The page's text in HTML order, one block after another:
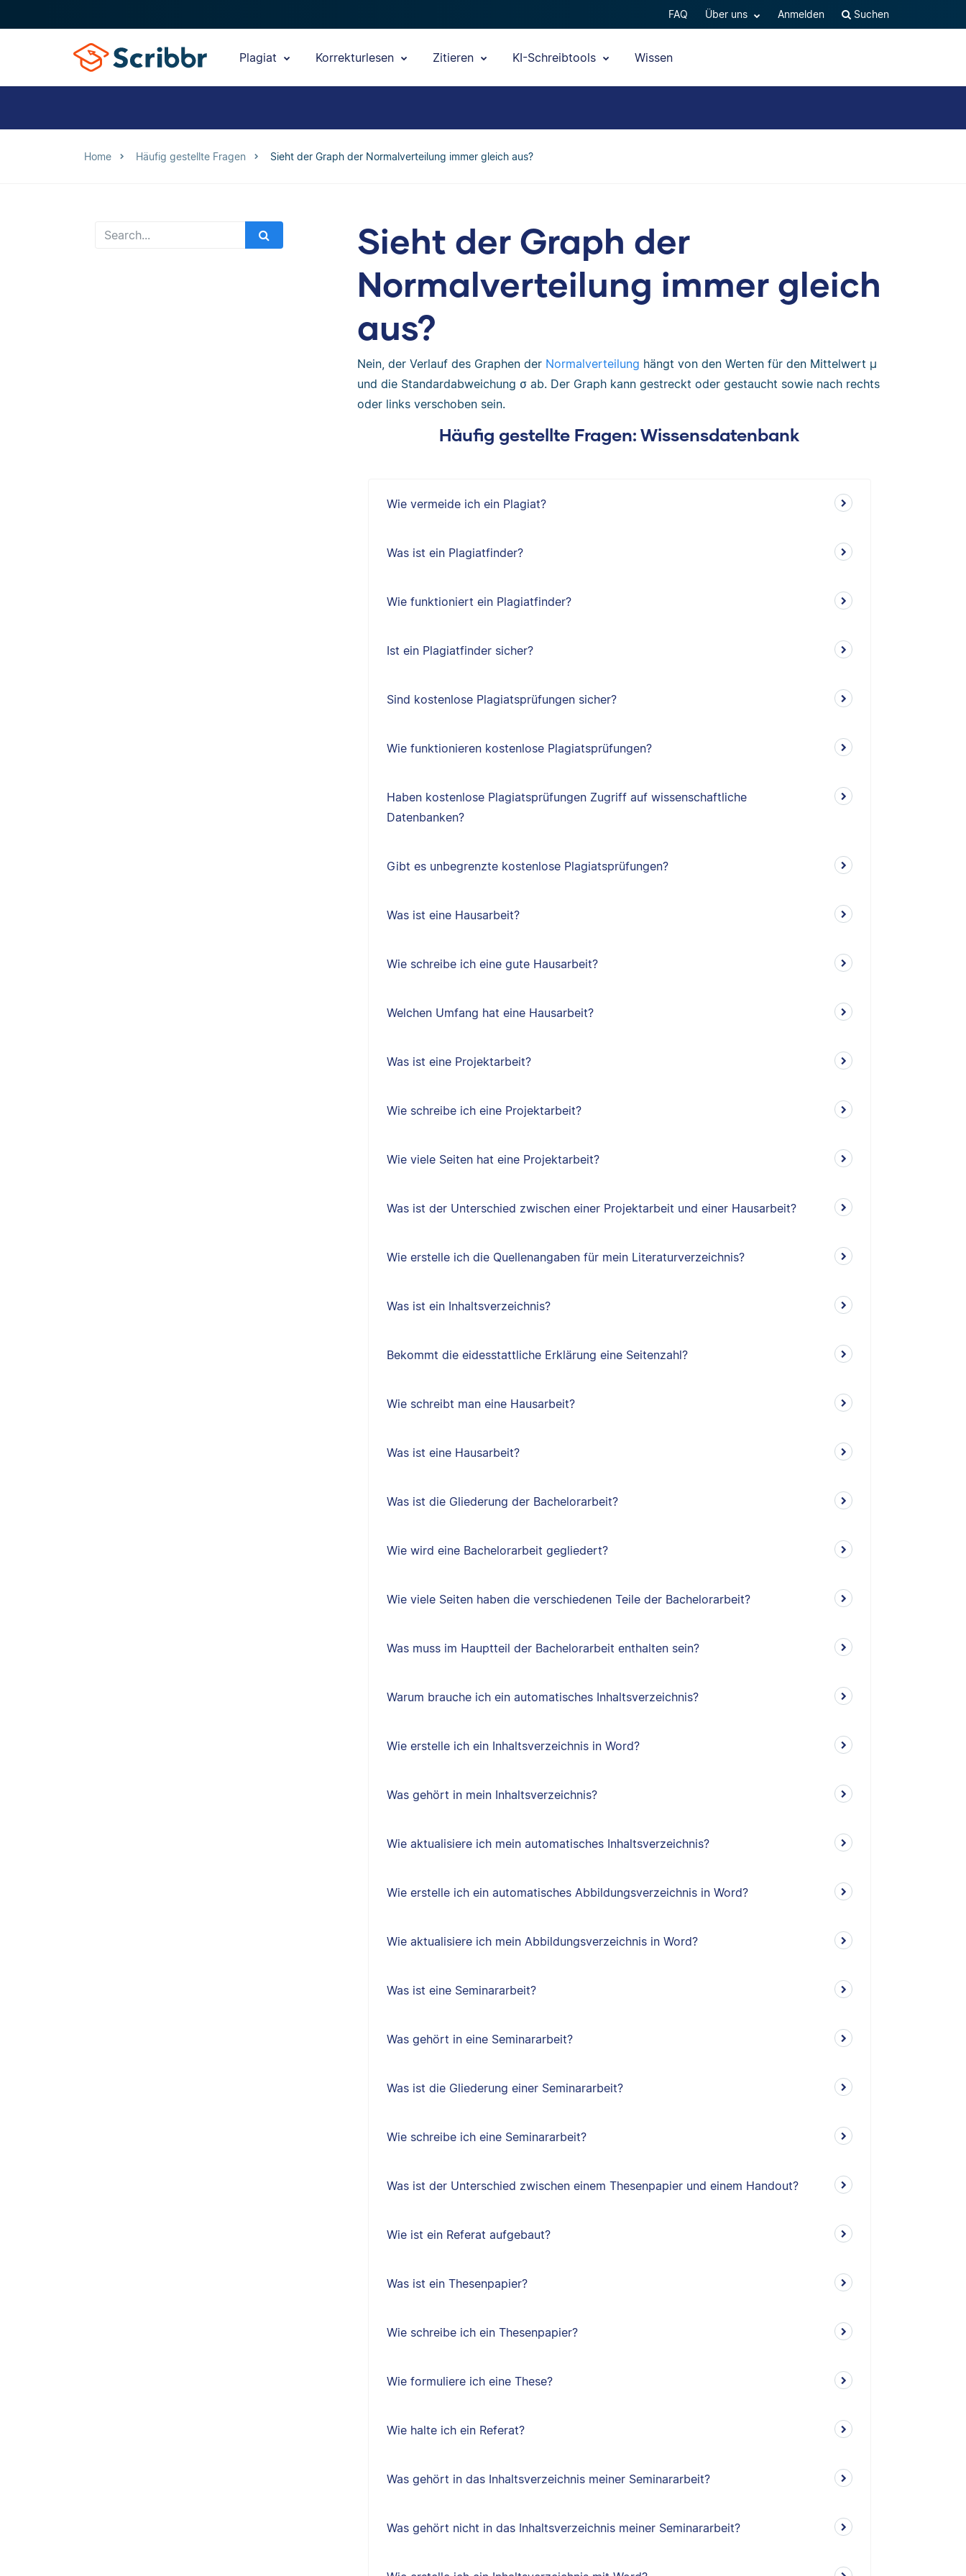
FAQ Über uns Anmelden Suchen
Plagiat Korrekturlesen Zitieren KI-Schreibtools Wissen
Home Häufig gestellte Fragen Sieht der Graph der Normalverteilung immer gleich aus?
Sieht der Graph der
Normalverteilung immer gleich
aus?
Nein, der Verlauf des Graphen der Normalverteilung hängt von den Werten für den Mittelwert μ
und die Standardabweichung σ ab. Der Graph kann gestreckt oder gestaucht sowie nach rechts
oder links verschoben sein.
Häufig gestellte Fragen: Wissensdatenbank
Wie vermeide ich ein Plagiat?
Was ist ein Plagiatfinder?
Wie funktioniert ein Plagiatfinder?
Ist ein Plagiatfinder sicher?
Sind kostenlose Plagiatsprüfungen sicher?
Wie funktionieren kostenlose Plagiatsprüfungen?
Haben kostenlose Plagiatsprüfungen Zugriff auf wissenschaftliche
Datenbanken?
Gibt es unbegrenzte kostenlose Plagiatsprüfungen?
Was ist eine Hausarbeit?
Wie schreibe ich eine gute Hausarbeit?
Welchen Umfang hat eine Hausarbeit?
Was ist eine Projektarbeit?
Wie schreibe ich eine Projektarbeit?
Wie viele Seiten hat eine Projektarbeit?
Was ist der Unterschied zwischen einer Projektarbeit und einer Hausarbeit?
Wie erstelle ich die Quellenangaben für mein Literaturverzeichnis?
Was ist ein Inhaltsverzeichnis?
Bekommt die eidesstattliche Erklärung eine Seitenzahl?
Wie schreibt man eine Hausarbeit?
Was ist eine Hausarbeit?
Was ist die Gliederung der Bachelorarbeit?
Wie wird eine Bachelorarbeit gegliedert?
Wie viele Seiten haben die verschiedenen Teile der Bachelorarbeit?
Was muss im Hauptteil der Bachelorarbeit enthalten sein?
Warum brauche ich ein automatisches Inhaltsverzeichnis?
Wie erstelle ich ein Inhaltsverzeichnis in Word?
Was gehört in mein Inhaltsverzeichnis?
Wie aktualisiere ich mein automatisches Inhaltsverzeichnis?
Wie erstelle ich ein automatisches Abbildungsverzeichnis in Word?
Wie aktualisiere ich mein Abbildungsverzeichnis in Word?
Was ist eine Seminararbeit?
Was gehört in eine Seminararbeit?
Was ist die Gliederung einer Seminararbeit?
Wie schreibe ich eine Seminararbeit?
Was ist der Unterschied zwischen einem Thesenpapier und einem Handout?
Wie ist ein Referat aufgebaut?
Was ist ein Thesenpapier?
Wie schreibe ich ein Thesenpapier?
Wie formuliere ich eine These?
Wie halte ich ein Referat?
Was gehört in das Inhaltsverzeichnis meiner Seminararbeit?
Was gehört nicht in das Inhaltsverzeichnis meiner Seminararbeit?